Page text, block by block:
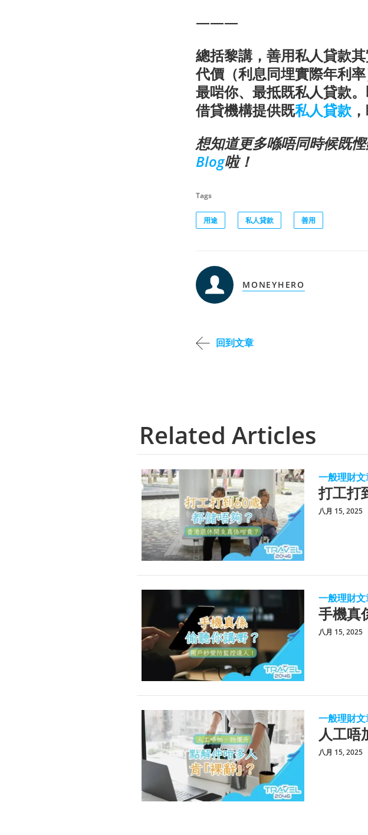
———
總括黎講，善用私人貸款
代價（利息同埋實際年利
最啱你、最抵既私人貸款
借貸機構提供既私人貸款
想知道更多喺唔同時候既
Blog啦！
Tags
用途 私人貸款 善用
MONEYHERO
回到文章
Related Articles
一般理財文
打工打
八月 15, 2025
一般理財文
手機真
八月 15, 2025
一般理財文
人工唔
八月 15, 2025